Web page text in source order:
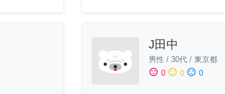
J田中
男性 / 30代/ 東京都
sentiment_satisfied 0 sentiment_neutral 0 sentiment_dissatisfied 0